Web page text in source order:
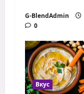
G-BlendAdmin
0
Вкус